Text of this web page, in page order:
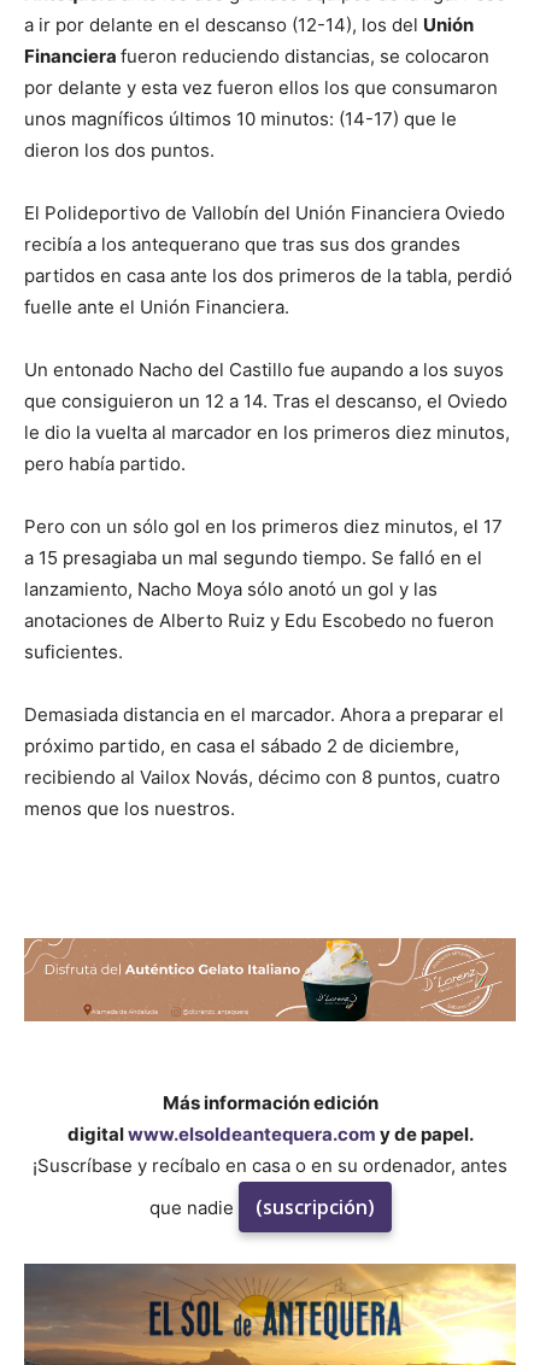
a ir por delante en el descanso (12-14), los del Unión
Financiera fueron reduciendo distancias, se colocaron
por delante y esta vez fueron ellos los que consumaron
unos magníficos últimos 10 minutos: (14-17) que le
dieron los dos puntos.
El Polideportivo de Vallobín del Unión Financiera Oviedo
recibía a los antequerano que tras sus dos grandes
partidos en casa ante los dos primeros de la tabla, perdió
fuelle ante el Unión Financiera.
Un entonado Nacho del Castillo fue aupando a los suyos
que consiguieron un 12 a 14. Tras el descanso, el Oviedo
le dio la vuelta al marcador en los primeros diez minutos,
pero había partido.
Pero con un sólo gol en los primeros diez minutos, el 17
a 15 presagiaba un mal segundo tiempo. Se falló en el
lanzamiento, Nacho Moya sólo anotó un gol y las
anotaciones de Alberto Ruiz y Edu Escobedo no fueron
suficientes.
Demasiada distancia en el marcador. Ahora a preparar el
próximo partido, en casa el sábado 2 de diciembre,
recibiendo al Vailox Novás, décimo con 8 puntos, cuatro
menos que los nuestros.
Más información edición
digitalwww.elsoldeantequera.com y de papel.
¡Suscríbase y recíbalo en casa o en su ordenador, antes
que nadie
(suscripción)